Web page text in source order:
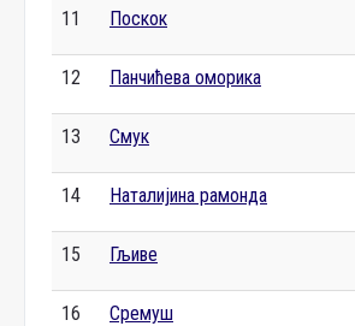
11 Поскок
12 Панчићева оморика
13 Смук
14 Наталијина рамонда
15 Гљиве
16 Сремуш